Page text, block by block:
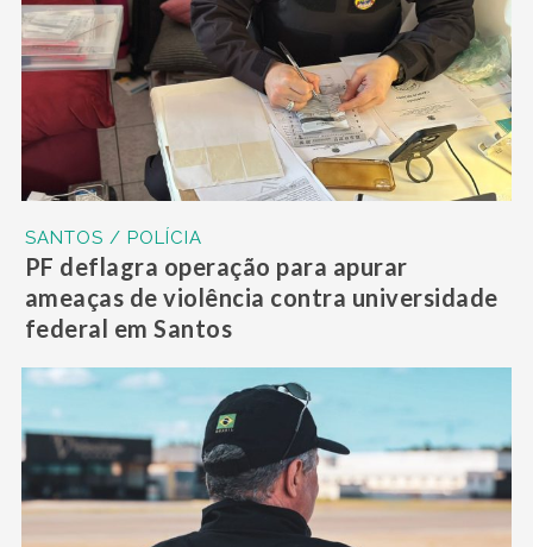
SANTOS / POLÍCIA
PF deflagra operação para apurar
ameaças de violência contra universidade
federal em Santos